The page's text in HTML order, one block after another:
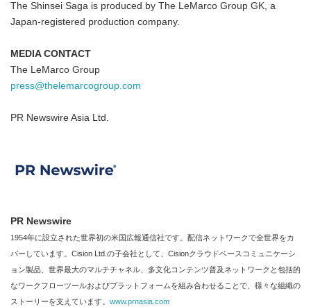
The Shinsei Saga is produced by The LeMarco Group GK, a
Japan-registered production company.
MEDIA CONTACT
The LeMarco Group
press@thelemarcogroup.com
PR Newswire Asia Ltd.
PR Newswire
1954年に設立された世界初の米国広報通信社です。配信ネットワークで全世界をカ
バーしています。Cision Ltd.の子会社として、Cisionクラウドベースコミュニケーシ
ョン製品、世界最大のマルチチャネル、多文化コンテンツ普及ネットワークと包括的
なワークフローツールおよびプラットフォームを組み合わせることで、様々な組織の
ストーリーを支えています。 www.prnasia.com